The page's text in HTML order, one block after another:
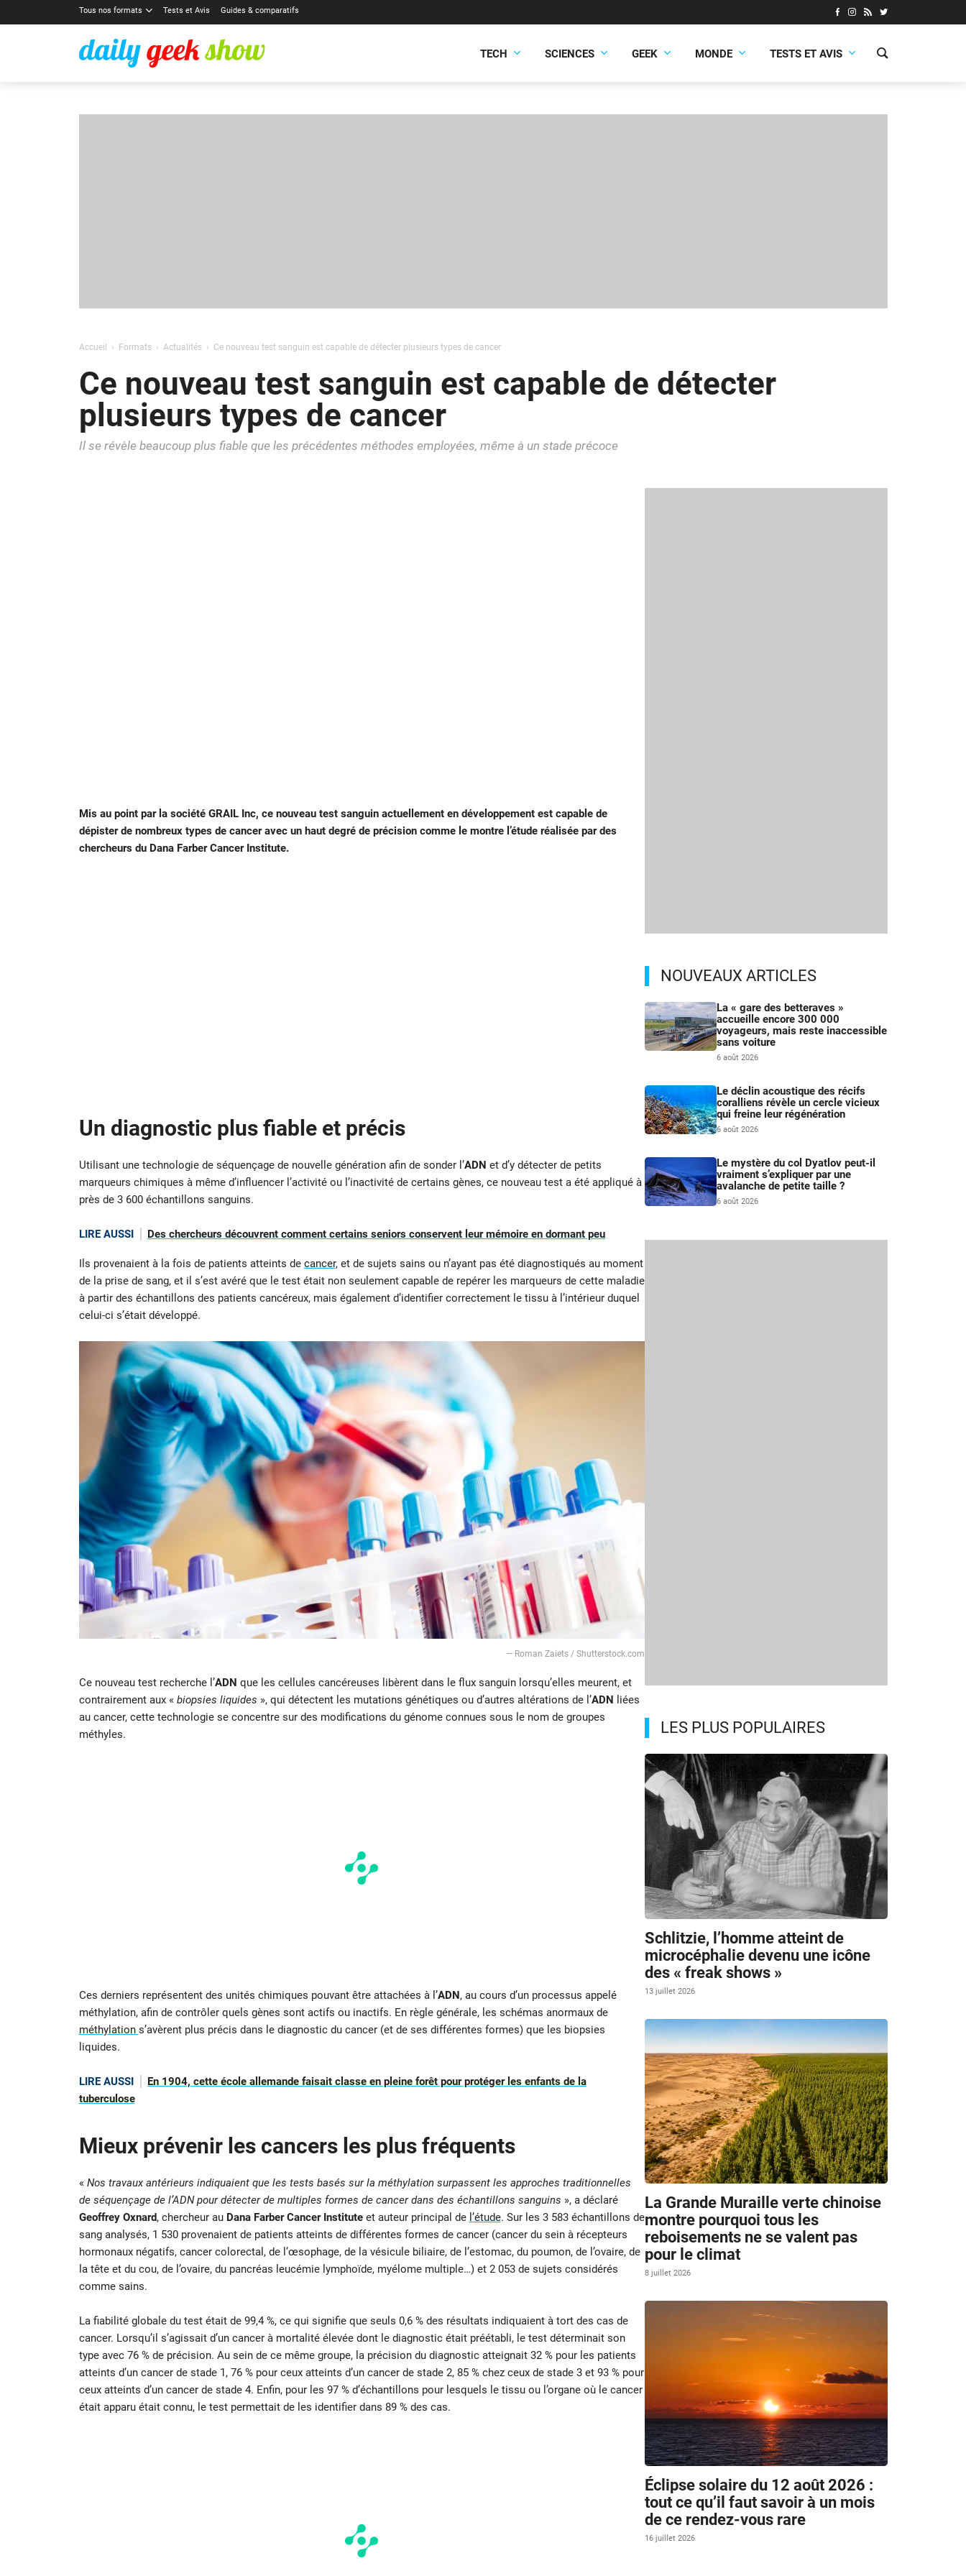
Tous nos formats Tests et Avis Guides & comparatifs
TECH SCIENCES GEEK MONDE TESTS ET AVIS
Accueil Formats Actualités Ce nouveau test sanguin est capable de détecter plusieurs types de cancer
Ce nouveau test sanguin est capable de détecter
plusieurs types de cancer
Il se révèle beaucoup plus fiable que les précédentes méthodes employées, même à un stade précoce
Mis au point par la société GRAIL Inc, ce nouveau test sanguin actuellement en développement est capable de
dépister de nombreux types de cancer avec un haut degré de précision comme le montre l’étude réalisée par des
chercheurs du Dana Farber Cancer Institute.
Un diagnostic plus fiable et précis
Utilisant une technologie de séquençage de nouvelle génération afin de sonder l’ADN et d’y détecter de petits
marqueurs chimiques à même d’influencer l’activité ou l’inactivité de certains gènes, ce nouveau test a été appliqué à
près de 3 600 échantillons sanguins.
LIRE AUSSI Des chercheurs découvrent comment certains seniors conservent leur mémoire en dormant peu
Ils provenaient à la fois de patients atteints de cancer, et de sujets sains ou n’ayant pas été diagnostiqués au moment
de la prise de sang, et il s’est avéré que le test était non seulement capable de repérer les marqueurs de cette maladie
à partir des échantillons des patients cancéreux, mais également d’identifier correctement le tissu à l’intérieur duquel
celui-ci s’était développé.
— Roman Zaiets / Shutterstock.com
Ce nouveau test recherche l’ADN que les cellules cancéreuses libèrent dans le flux sanguin lorsqu’elles meurent, et
contrairement aux « biopsies liquides », qui détectent les mutations génétiques ou d’autres altérations de l’ADN liées
au cancer, cette technologie se concentre sur des modifications du génome connues sous le nom de groupes
méthyles.
Ces derniers représentent des unités chimiques pouvant être attachées à l’ADN, au cours d’un processus appelé
méthylation, afin de contrôler quels gènes sont actifs ou inactifs. En règle générale, les schémas anormaux de
méthylation s’avèrent plus précis dans le diagnostic du cancer (et de ses différentes formes) que les biopsies
liquides.
LIRE AUSSI
En 1904, cette école allemande faisait classe en pleine forêt pour protéger les enfants de la
tuberculose
Mieux prévenir les cancers les plus fréquents
« Nos travaux antérieurs indiquaient que les tests basés sur la méthylation surpassent les approches traditionnelles
de séquençage de l’ADN pour détecter de multiples formes de cancer dans des échantillons sanguins », a déclaré
Geoffrey Oxnard, chercheur au Dana Farber Cancer Instituteet auteur principal de l’étude. Sur les 3 583 échantillons de
sang analysés, 1 530 provenaient de patients atteints de différentes formes de cancer (cancer du sein à récepteurs
hormonaux négatifs, cancer colorectal, de l’œsophage, de la vésicule biliaire, de l’estomac, du poumon, de l’ovaire, de
la tête et du cou, de l’ovaire, du pancréas leucémie lymphoïde, myélome multiple…) et 2 053 de sujets considérés
comme sains.
La fiabilité globale du test était de 99,4 %, ce qui signifie que seuls 0,6 % des résultats indiquaient à tort des cas de
cancer. Lorsqu’il s’agissait d’un cancer à mortalité élevée dont le diagnostic était préétabli, le test déterminait son
type avec 76 % de précision. Au sein de ce même groupe, la précision du diagnostic atteignait 32 % pour les patients
atteints d’un cancer de stade 1, 76 % pour ceux atteints d’un cancer de stade 2, 85 % chez ceux de stade 3 et 93 % pour
ceux atteints d’un cancer de stade 4. Enfin, pour les 97 % d’échantillons pour lesquels le tissu ou l’organe où le cancer
était apparu était connu, le test permettait de les identifier dans 89 % des cas.
NOUVEAUX ARTICLES
La « gare des betteraves »
accueille encore 300 000
voyageurs, mais reste inaccessible
sans voiture
6 août 2026
Le déclin acoustique des récifs
coralliens révèle un cercle vicieux
qui freine leur régénération
6 août 2026
Le mystère du col Dyatlov peut-il
vraiment s’expliquer par une
avalanche de petite taille ?
6 août 2026
LES PLUS POPULAIRES
Schlitzie, l’homme atteint de
microcéphalie devenu une icône
des « freak shows »
13 juillet 2026
La Grande Muraille verte chinoise
montre pourquoi tous les
reboisements ne se valent pas
pour le climat
8 juillet 2026
Éclipse solaire du 12 août 2026 :
tout ce qu’il faut savoir à un mois
de ce rendez-vous rare
16 juillet 2026